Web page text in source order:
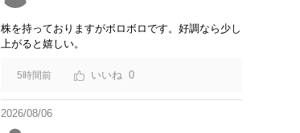
株を持っておりますがボロボロです。好調なら少し
上がると嬉しい。
5時間前 0
2026/08/06